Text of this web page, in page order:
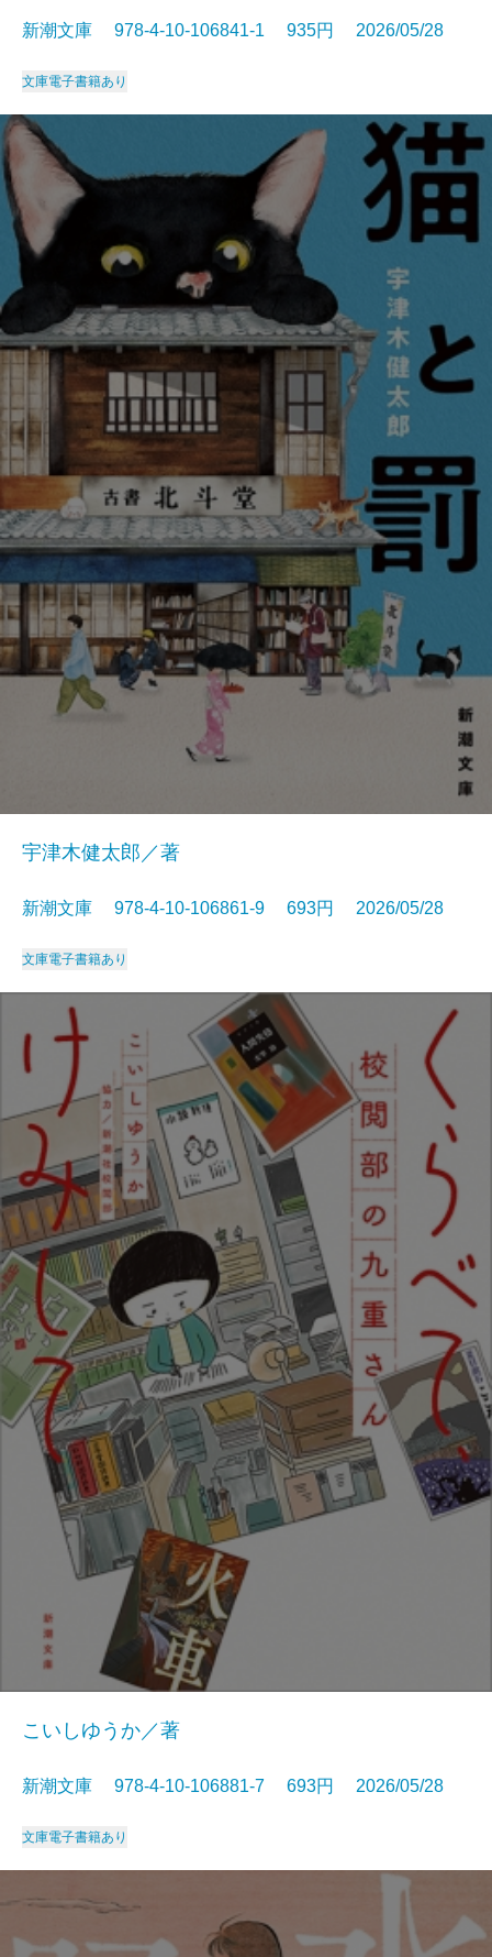
新潮文庫 978-4-10-106841-1 935円 2026/05/28
文庫電子書籍あり
宇津木健太郎／著
新潮文庫 978-4-10-106861-9 693円 2026/05/28
文庫電子書籍あり
こいしゆうか／著
新潮文庫 978-4-10-106881-7 693円 2026/05/28
文庫電子書籍あり